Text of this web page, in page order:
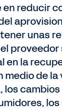
reducir
unas
proveedor
en la
medio de
los